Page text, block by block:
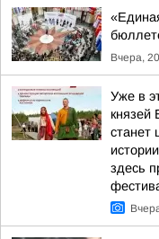
Вчера,
Уже в
князей
станет
здесь